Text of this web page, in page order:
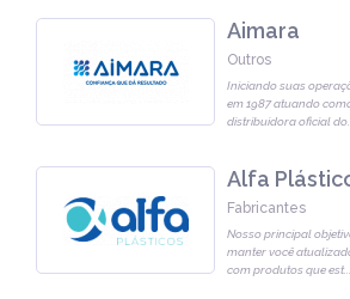
Aimara
Outros
Iniciando suas
em 1987 atuando
distribuidora oficial do
Alfa
Fabricantes
Nosso principal
manter você
com produtos que est